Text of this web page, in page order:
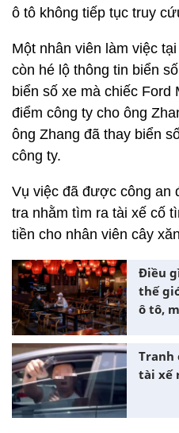
ô tô không tiếp tục truy
Một nhân viên làm việc
còn hé lộ thông tin biển
biển số xe mà chiếc Ford
điểm công ty cho ông
ông Zhang đã thay biển
công ty.
Vụ việc đã được công an
tra nhằm tìm ra tài xế cố
tiền cho nhân viên cây
Điều
thế
ô tô,
Tranh
tài xế